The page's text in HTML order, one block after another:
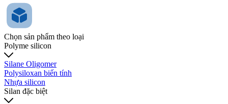
Chọn sản phẩm theo loại
Polyme silicon
Silane Oligomer
Polysiloxan biến tính
Nhựa silicon
Silan đặc biệt